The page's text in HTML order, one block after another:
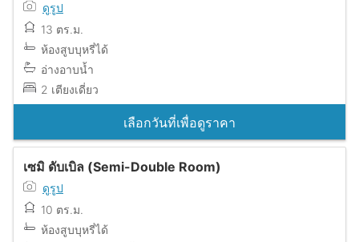
ดูรูป
13 ตร.ม.
ห้องสูบบุหรี่ได้
อ่างอาบน้ำ
2 เตียงเดี่ยว
เลือกวันที่เพื่อดูราคา
เซมิ ดับเบิล (Semi-Double Room)
ดูรูป
10 ตร.ม.
ห้องสูบบุหรี่ได้